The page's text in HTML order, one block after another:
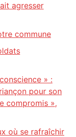
agresser
commune
» :
pour son
compromis »,
où se rafraîchir